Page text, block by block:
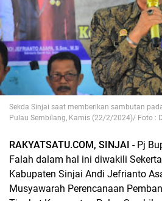
Sekda Sinjai saat memberikan sambutan
Pulau Sembilang, Kamis (22/2/2024)/ Foto :
RAKYATSATU.COM, SINJAI - Pj
Falah dalam hal ini diwakili
Kabupaten Sinjai Andi Jefrianto
Musyawarah Perencanaan